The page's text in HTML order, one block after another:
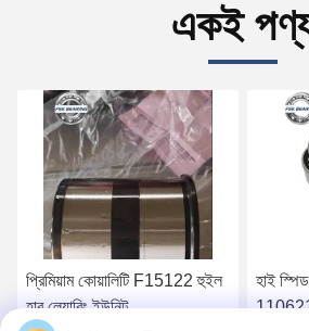
একই
প্রিমিয়াম কোয়ালিটি F15122 হুইল
হাব লেয়ারিং ইউনিট
হাই